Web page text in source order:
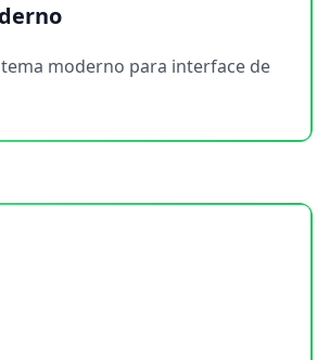
moderno para interface de